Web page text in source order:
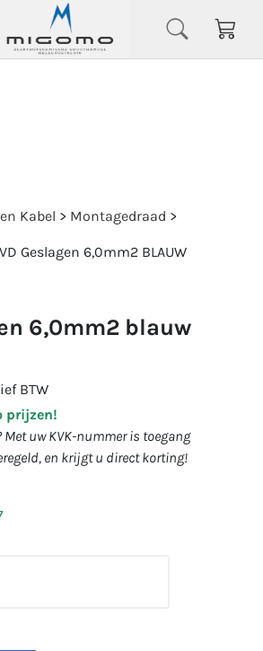
Kabel > Montagedraad >
VD Geslagen 6,0mm2 BLAUW
6,0mm2 blauw
BTW
prijzen!
Met uw KVK-nummer is toegang
en krijgt u direct korting!